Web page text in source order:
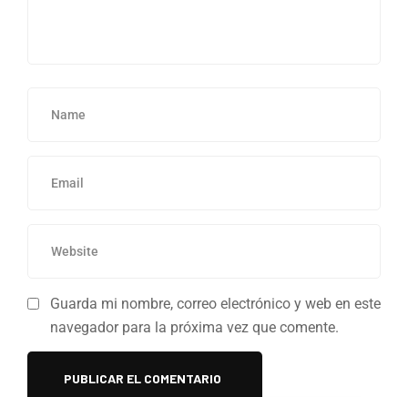
Guarda mi nombre, correo electrónico y web en este
navegador para la próxima vez que comente.